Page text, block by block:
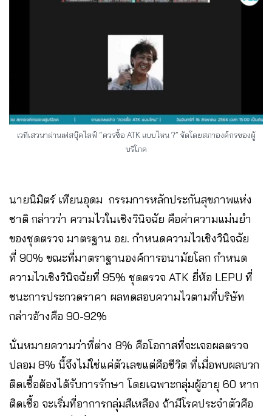
เวทีเสวนาผ่านเฟสบุ๊คไลฟ์ “ควรซื้อ ATK แบบไหน ?” จัดโดยสภาองค์กรของผู้
บริโภค
นายนิมิตร์ เทียนอุดม กรรมการหลักประกันสุขภาพแห่ง
ชาติ กล่าวว่า ความไวในเชิงวินิจฉัย คือค่าความแม่นยำ
ของชุดตรวจ มาตรฐาน อย. กำหนดความไวเชิงวินิจฉัย
ที่ 90% ขณะที่มาตราฐานองค์การอนามัยโลก กำหนด
ความไวเชิงวินิจฉัยที่ 95% ชุดตรวจ ATK ยี่ห้อ LEPU ที่
ชนะการประกวดราคา ผลทดสอบความไวตามที่บริษัท
กล่าวอ้างคือ 90-92%
นั่นหมายความว่าที่ต่าง 8% คือโอกาสที่จะเจอผลตรวจ
ปลอม 8% นี้จึงไม่ใช่แค่ตัวเลขแต่คือชีวิต ที่เมื่อพบผลบวก
ติดเชื้อต้องได้รับการรักษา โดยเฉพาะกลุ่มผู้อายุ 60 หาก
ติดเชื้อ จะเริ่มที่อาการกลุ่มสีเหลือง ถ้ามีโรคประจำตัวคือ